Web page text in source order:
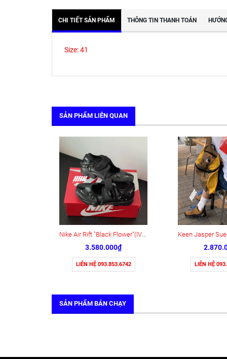
CHI TIẾT SẢN PHẨM THÔNG TIN THANH TOÁN
Size: 41
SẢN PHẨM LIÊN QUAN
Nike Air Rift "Black Flower"(IV5682-001)
3.580.000₫
LIÊN HỆ 093.853.6742 LIÊN HỆ
SẢN PHẨM BÁN CHẠY